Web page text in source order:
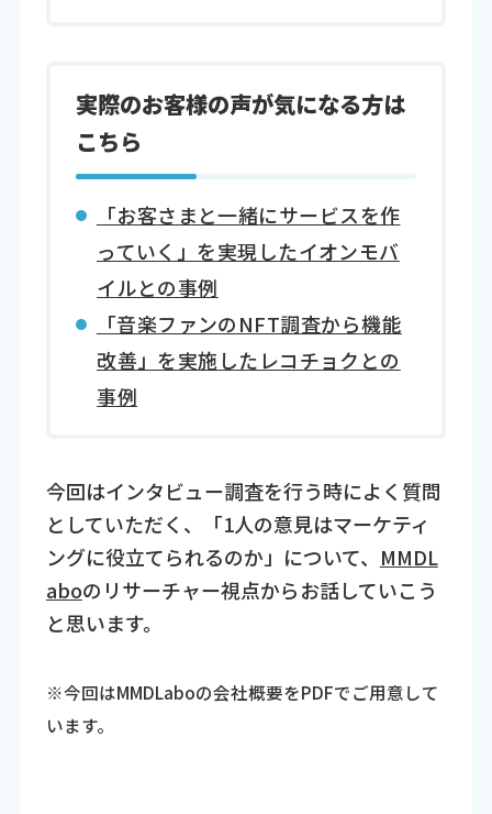
実際のお客様の声が気になる方は
こちら
「お客さまと一緒にサービスを作
っていく」を実現したイオンモバ
イルとの事例
「音楽ファンのNFT調査から機能
改善」を実施したレコチョクとの
事例
今回はインタビュー調査を行う時によく質問
としていただく、「1人の意見はマーケティ
ングに役立てられるのか」について、 MMDL
aboのリサーチャー視点からお話していこう
と思います。
※今回はMMDLaboの会社概要をPDFでご用意して
います。